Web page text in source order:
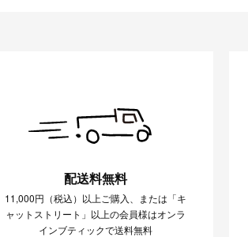
配送料無料
11,000円（税込）以上ご購入、または「キ
ャットストリート」以上の会員様はオンラ
インブティックで送料無料